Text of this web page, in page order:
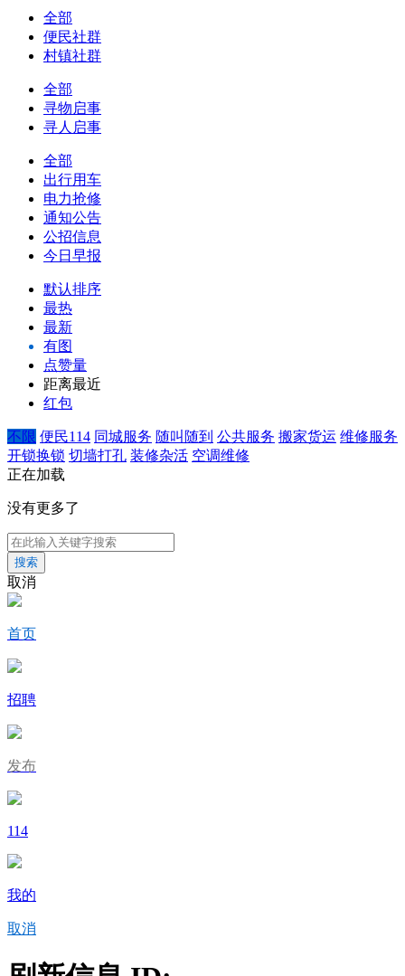
全部
便民社群
村镇社群
全部
寻物启事
寻人启事
全部
出行用车
电力抢修
通知公告
公招信息
今日早报
默认排序
最热
最新
有图
点赞量
距离最近
红包
不限 便民114 同城服务 随叫随到 公共服务 搬家货运 维修服务
开锁换锁 切墙打孔 装修杂活 空调维修
正在加载
没有更多了
搜索
取消
首页
招聘
发布
114
我的
取消